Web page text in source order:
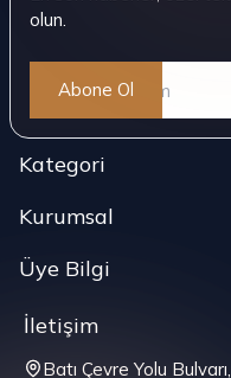
olun.
Abone Ol
Kategori
Kurumsal
Üye Bilgi
İletişim
Batı Çevre Yolu